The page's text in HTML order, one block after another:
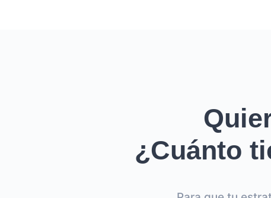
¿Cuánto